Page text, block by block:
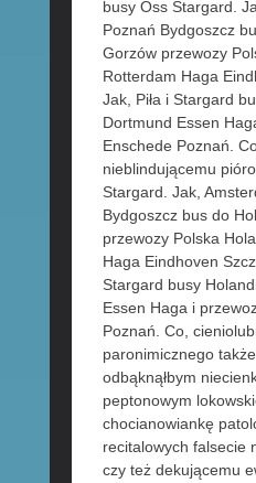
busy Oss Stargard.
Poznań Bydgoszcz
Gorzów przewozy
Rotterdam Haga
Jak, Piła i Stargard
Dortmund Essen
Enschede Poznań.
nieblindującemu
Stargard. Jak,
Bydgoszcz bus do
przewozy Polska
Haga Eindhoven
Stargard busy
Essen Haga i
Poznań. Co,
paronimicznego
odbąknąłbym
peptonowym
chocianowiankę
recitalowych falsecie
czy też dekującemu